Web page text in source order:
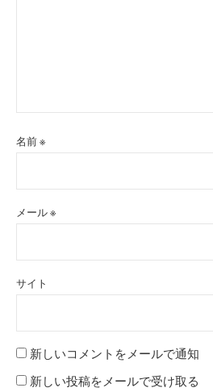
名前※
メール※
サイト
新しいコメントをメールで通知
新しい投稿をメールで受け取る